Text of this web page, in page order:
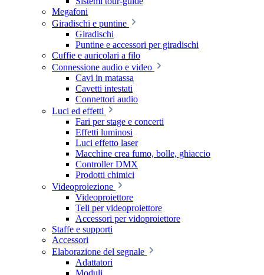
Megafoni
Giradischi e puntine
Giradischi
Puntine e accessori per giradischi
Cuffie e auricolari a filo
Connessione audio e video
Cavi in matassa
Cavetti intestati
Connettori audio
Luci ed effetti
Fari per stage e concerti
Effetti luminosi
Luci effetto laser
Macchine crea fumo, bolle, ghiaccio
Controller DMX
Prodotti chimici
Videoproiezione
Videoproiettore
Teli per videoproiettore
Accessori per vidoproiettore
Staffe e supporti
Accessori
Elaborazione del segnale
Adattatori
Moduli